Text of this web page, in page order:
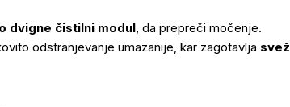
dvigne čistilni modul, da prepreči močenje.
odstranjevanje umazanije, kar zagotavlja svež